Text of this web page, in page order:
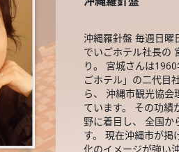
沖縄羅針盤 毎週日
でいごホテル社長の
り。 宮城さんは
ごホテル」の二代目
ら、 沖縄市観光協
ています。 その功績
野に着目し、 全国か
す。 現在沖縄市が掲
化のイメージが強い